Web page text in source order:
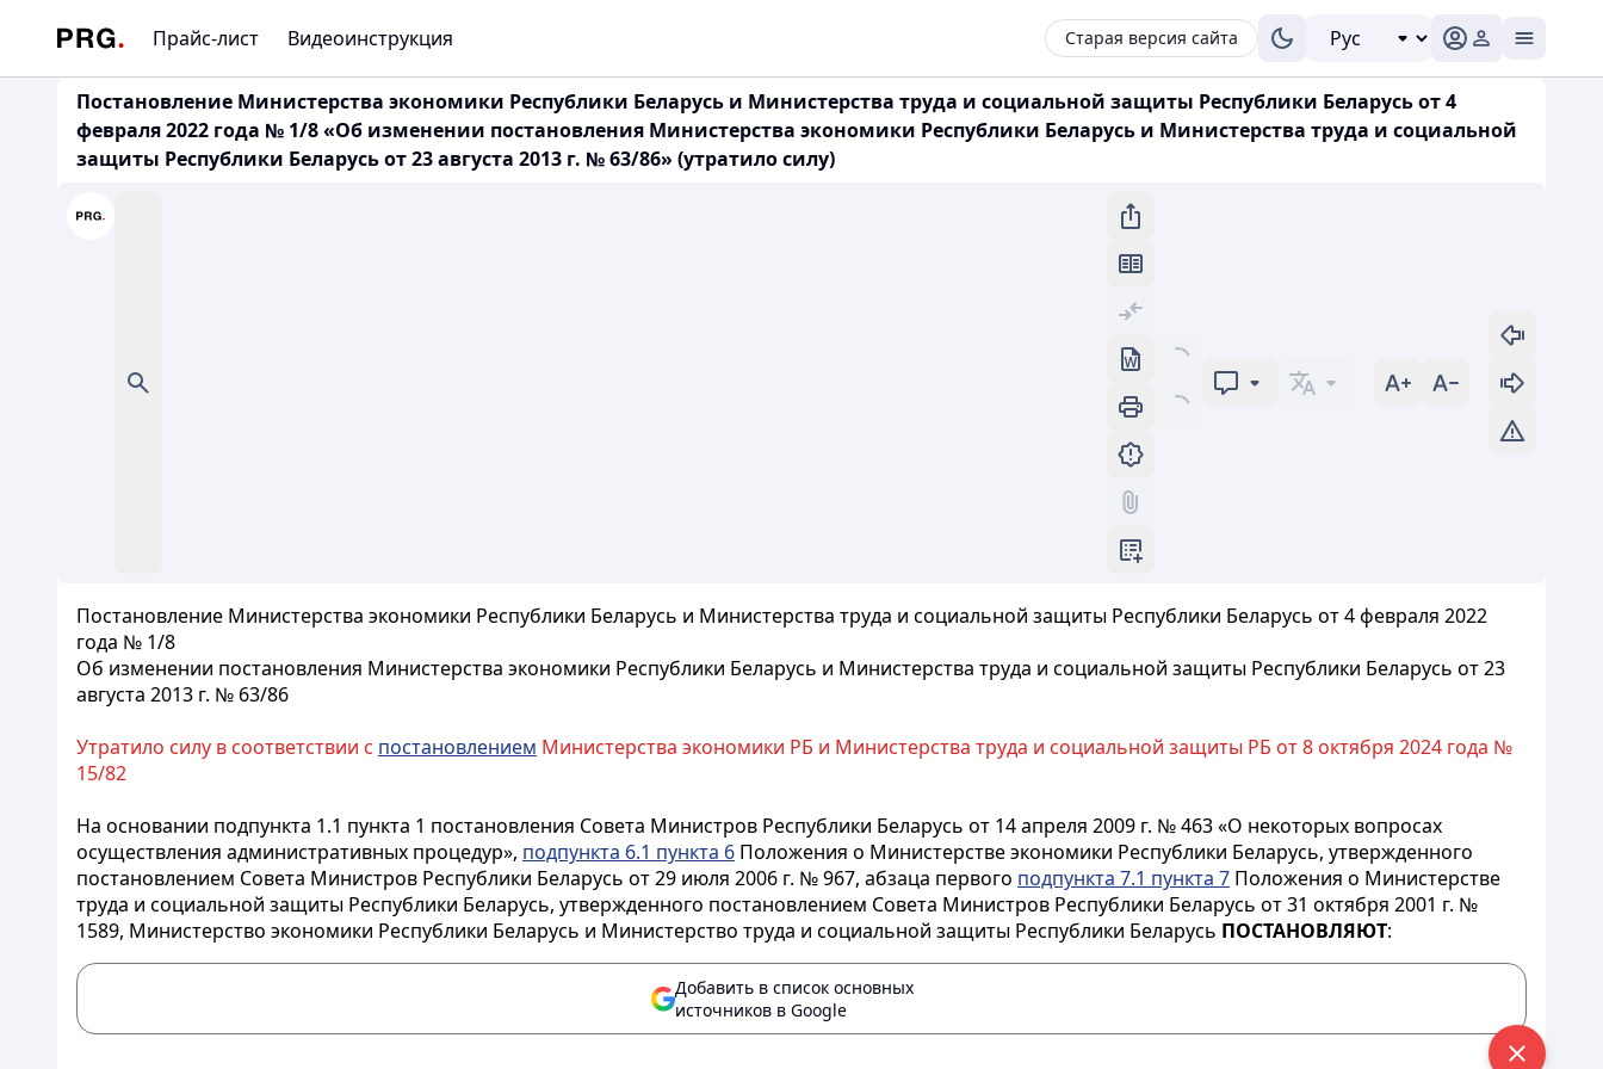
Прайс-лист Видеоинструкция Старая версия сайта
Постановление Министерства экономики Республики Беларусь и Министерства труда и социальной защиты Республики Беларусь от 4
февраля 2022 года № 1/8 «Об изменении постановления Министерства экономики Республики Беларусь и Министерства труда и социальной
защиты Республики Беларусь от 23 августа 2013 г. № 63/86» (утратило силу)
Постановление Министерства экономики Республики Беларусь и Министерства труда и социальной защиты Республики Беларусь от 4 февраля 2022
года № 1/8
Об изменении постановления Министерства экономики Республики Беларусь и Министерства труда и социальной защиты Республики Беларусь от 23
августа 2013 г. № 63/86
Утратило силу в соответствии с постановлением Министерства экономики РБ и Министерства труда и социальной защиты РБ от 8 октября 2024 года №
15/82
На основании подпункта 1.1 пункта 1 постановления Совета Министров Республики Беларусь от 14 апреля 2009 г. № 463 «О некоторых вопросах
осуществления административных процедур», подпункта 6.1 пункта 6 Положения о Министерстве экономики Республики Беларусь, утвержденного
постановлением Совета Министров Республики Беларусь от 29 июля 2006 г. № 967, абзаца первого подпункта 7.1 пункта 7 Положения о Министерстве
труда и социальной защиты Республики Беларусь, утвержденного постановлением Совета Министров Республики Беларусь от 31 октября 2001 г. №
1589, Министерство экономики Республики Беларусь и Министерство труда и социальной защиты Республики Беларусь ПОСТАНОВЛЯЮТ:
Добавить в список основных
источников в Google